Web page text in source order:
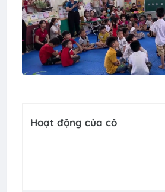
Hoạt động của cô